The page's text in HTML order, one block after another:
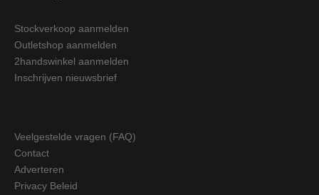
Stockverkoop aanmelden
Outletshop aanmelden
2handswinkel aanmelden
Inschrijven nieuwsbrief
Veelgestelde vragen (FAQ)
Contact
Adverteren
Privacy Beleid